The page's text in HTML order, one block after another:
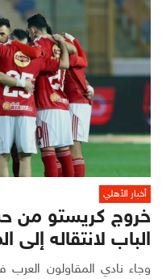
أخبار الأهلي
خروج كريستو من
الباب لانتقاله إلى
وجاء نادي المقاولون العرب